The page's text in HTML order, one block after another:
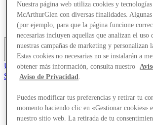
¿Qué pasa?
Servicios
Tarjetas regalo
Más
Únete al Club
Salvado
Tiendas
Ofertas
Planifica tu visita
Nuestra página web utiliza cookies y
McArthurGlen con diversas finalidades. Algunas
(por ejemplo, para que la página funcione
necesarias incluyen aquellas que analizan el uso
nuestras campañas de marketing y personalizan
Estas cookies no necesarias no se instalarán a
obtener más información, consulta nuestro
Aviso de Privacidad.
Puedes modificar tus preferencias y retirar tu
momento haciendo clic en «Gestionar cookies»
nuestro sitio web. La retirada de tu